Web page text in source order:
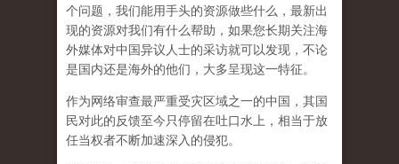
个问题，我们能用手头的资源做些什么，最新出
现的资源对我们有什么帮助，如果您长期关注海
外媒体对中国异议人士的采访就可以发现，不论
是国内还是海外的他们，大多呈现这一特征。
作为网络审查最严重受灾区域之一的中国，其国
民对此的反馈至今只停留在吐口水上，相当于放
任当权者不断加速深入的侵犯。